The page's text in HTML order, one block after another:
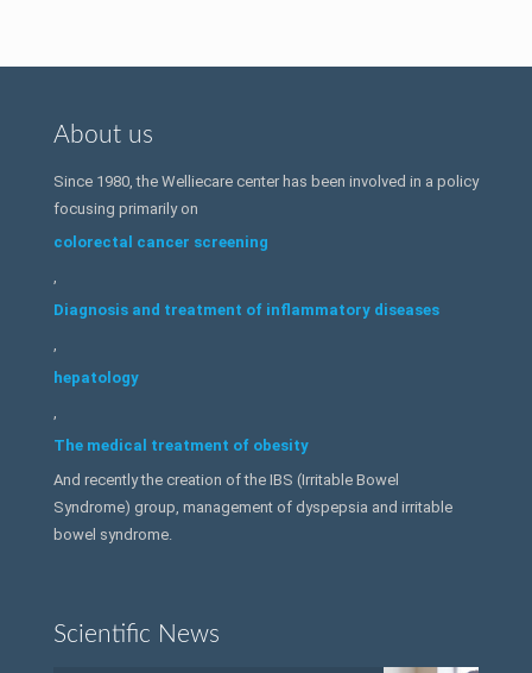
About us
Since 1980, the Welliecare center has been involved in a policy
focusing primarily on
colorectal cancer screening
Diagnosis and treatment of inflammatory diseases
hepatology
The medical treatment of obesity
And recently the creation of the IBS (Irritable Bowel
Syndrome) group, management of dyspepsia and irritable
bowel syndrome.
Scientific News